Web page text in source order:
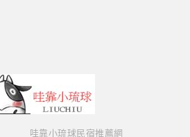
哇靠小琉球民宿推薦網